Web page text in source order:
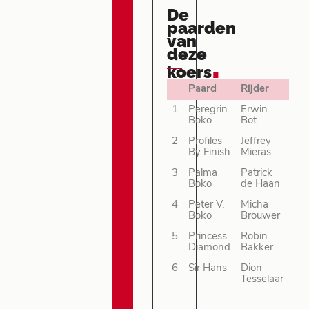
De
paarden
van
deze
koers.
Paard
Rijder
1
Peregrin
Boko
Erwin
Bot
2
Profiles
By Finish
Jeffrey
Mieras
3
Palma
Boko
Patrick
de Haan
4
Peter V.
Boko
Micha
Brouwer
5
Princess
Diamond
Robin
Bakker
6
Sir Hans
Dion
Tesselaar